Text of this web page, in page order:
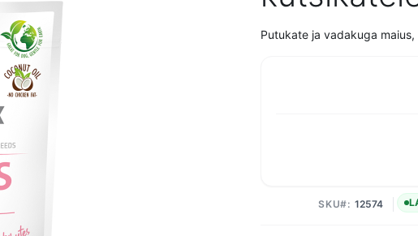
Putukate ja vadakuga
SKU 12574